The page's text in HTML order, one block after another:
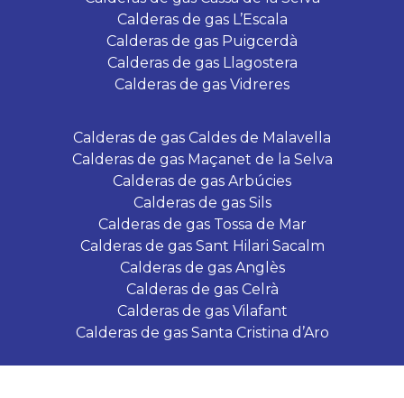
Calderas de gas L’Escala
Calderas de gas Puigcerdà
Calderas de gas Llagostera
Calderas de gas Vidreres
Calderas de gas Caldes de Malavella
Calderas de gas Maçanet de la Selva
Calderas de gas Arbúcies
Calderas de gas Sils
Calderas de gas Tossa de Mar
Calderas de gas Sant Hilari Sacalm
Calderas de gas Anglès
Calderas de gas Celrà
Calderas de gas Vilafant
Calderas de gas Santa Cristina d’Aro